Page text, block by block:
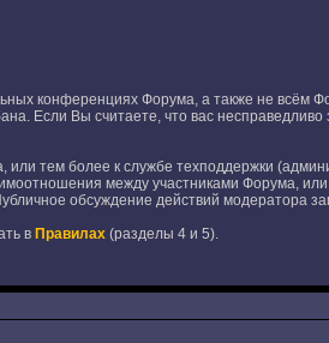
конференциях Форума, а также не
Если Вы считаете, что вас несправедливо
тем более к службе техподдержки
между участниками Форума,
обсуждение действий модератора
в Правилах(разделы 4 и 5).